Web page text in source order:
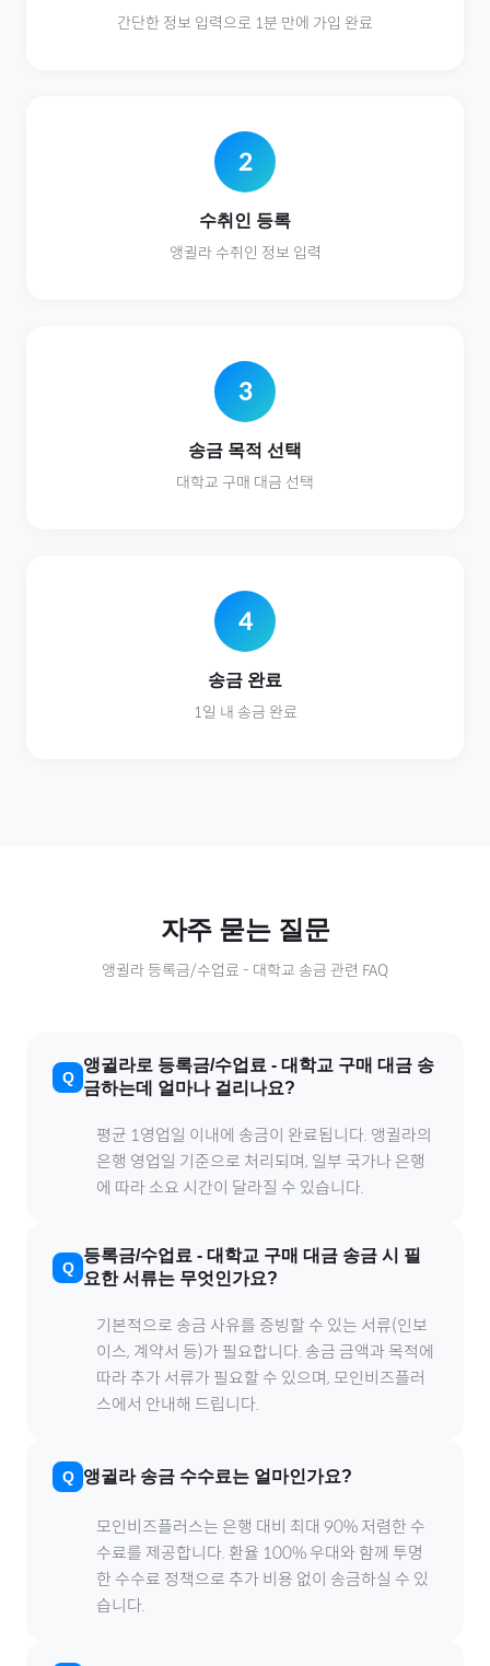
간단한 정보 입력으로 1분 만에 가입 완료
2
수취인 등록
앵귈라수취인 정보 입력
3
송금 목적 선택
대학교 구매 대금 선택
4
송금 완료
1일 내 송금 완료
자주 묻는 질문
앵귈라 등록금/수업료 - 대학교 송금 관련 FAQ
앵귈라로 등록금/수업료 - 대학교 구매 대금 송
금하는데 얼마나 걸리나요?
평균 1영업일 이내에 송금이 완료됩니다. 앵귈라의
은행 영업일 기준으로 처리되며, 일부 국가나 은행
에 따라 소요 시간이 달라질 수 있습니다.
등록금/수업료 - 대학교 구매 대금 송금 시 필
요한 서류는 무엇인가요?
기본적으로 송금 사유를 증빙할 수 있는 서류(인보
이스, 계약서 등)가 필요합니다. 송금 금액과 목적에
따라 추가 서류가 필요할 수 있으며, 모인비즈플러
스에서 안내해 드립니다.
앵귈라송금 수수료는 얼마인가요?
모인비즈플러스는 은행 대비 최대 90% 저렴한 수
수료를 제공합니다. 환율 100% 우대와 함께 투명
한 수수료 정책으로 추가 비용 없이 송금하실 수 있
습니다.